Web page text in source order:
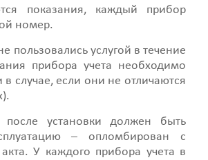
показания, каждый прибор
номер.
пользовались услугой в течение
прибора учета необходимо
в случае, если они не отличаются
после установки должен быть
– опломбирован с
У каждого прибора учета в